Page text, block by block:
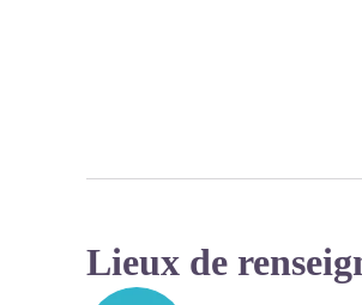
Lieux de